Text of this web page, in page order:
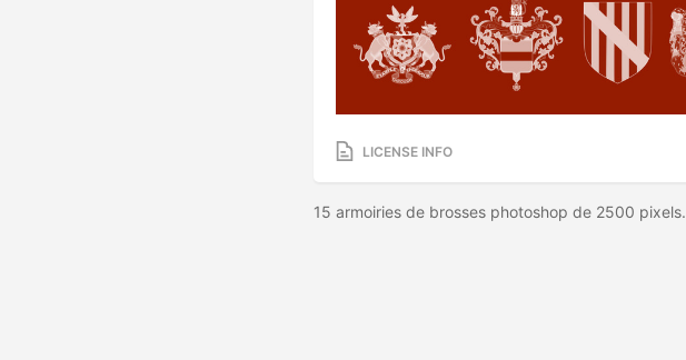
LICENSE INFO
15 armoiries de brosses photoshop de 2500 pixels.